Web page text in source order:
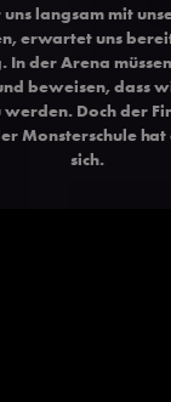
langsam mit
erwartet uns
In der Arena
beweisen, dass
Doch der
Monsterschule
sich.